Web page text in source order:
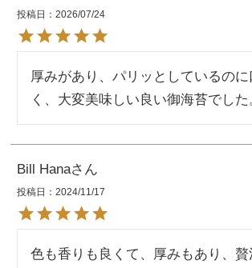
投稿日 2026/07/24
厚みがあり、パリッとしているのに
Bill Hana
投稿日 2024/11/17
色も香りも良くて、厚みもあり、贅